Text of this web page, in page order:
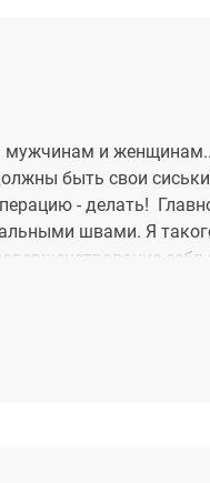
мужчинам и
быть свои
- делать!
швами. Я
себя
и морально.